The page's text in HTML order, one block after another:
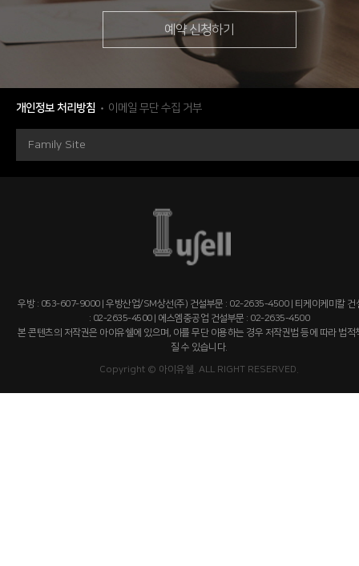
현장 충청남도 천안시 서북구 불당동 741
시공 에스엠상선(주)
자세히 보기
예약 신청하기
개인정보 처리방침 이메일 무단 수집 거부
Family Site
우방 : 053-607-9000 | 우방산업/SM상선(주) 건설부문 : 02-2635-4500 | 티케이케미칼 건
: 02-2635-4500 | 에스엠중공업 건설부문 : 02-2635-4500
본 콘텐츠의 저작권은 아이유쉘에 있으며, 이를 무단 이용하는 경우 저작권법 등에 따라 법적
질 수 있습니다.
Copyright © 아이유쉘. ALL RIGHT RESERVED.